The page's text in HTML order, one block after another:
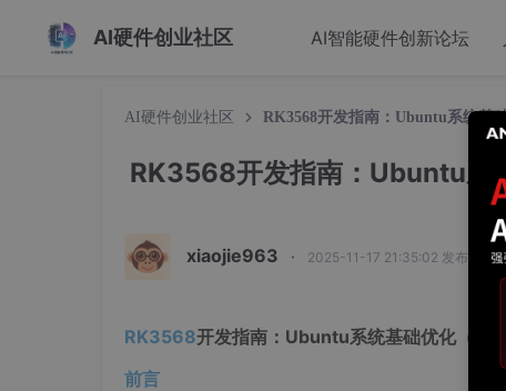
AI硬件创业社区 AI智能硬件创新论坛
AI硬件创业社区 RK3568开发指南：Ubuntu系统基
RK3568开发指南：Ubuntu系
xiaojie963 · 2025-11-17 21:35:02 发布
RK3568开发指南： Ubuntu系统基础优化（软
前言